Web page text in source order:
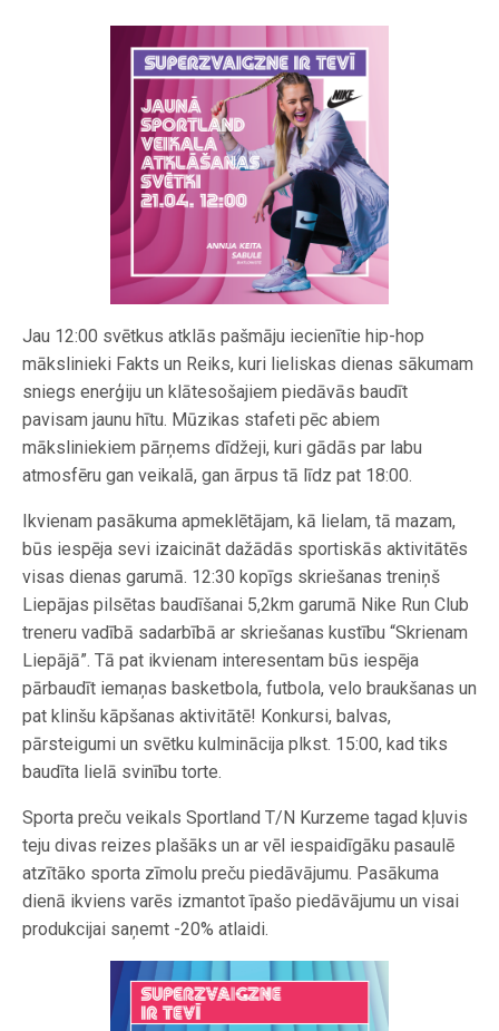
Jau 12:00 svētkus atklās pašmāju iecienītie hip-hop
mākslinieki Fakts un Reiks, kuri lieliskas dienas sākumam
sniegs enerģiju un klātesošajiem piedāvās baudīt
pavisam jaunu hītu. Mūzikas stafeti pēc abiem
māksliniekiem pārņems dīdžeji, kuri gādās par labu
atmosfēru gan veikalā, gan ārpus tā līdz pat 18:00.
Ikvienam pasākuma apmeklētājam, kā lielam, tā mazam,
būs iespēja sevi izaicināt dažādās sportiskās aktivitātēs
visas dienas garumā. 12:30 kopīgs skriešanas treniņš
Liepājas pilsētas baudīšanai 5,2km garumā Nike Run Club
treneru vadībā sadarbībā ar skriešanas kustību “Skrienam
Liepājā”. Tā pat ikvienam interesentam būs iespēja
pārbaudīt iemaņas basketbola, futbola, velo braukšanas un
pat klinšu kāpšanas aktivitātē! Konkursi, balvas,
pārsteigumi un svētku kulminācija plkst. 15:00, kad tiks
baudīta lielā svinību torte.
Sporta preču veikals Sportland T/N Kurzeme tagad kļuvis
teju divas reizes plašāks un ar vēl iespaidīgāku pasaulē
atzītāko sporta zīmolu preču piedāvājumu. Pasākuma
dienā ikviens varēs izmantot īpašo piedāvājumu un visai
produkcijai saņemt -20% atlaidi.